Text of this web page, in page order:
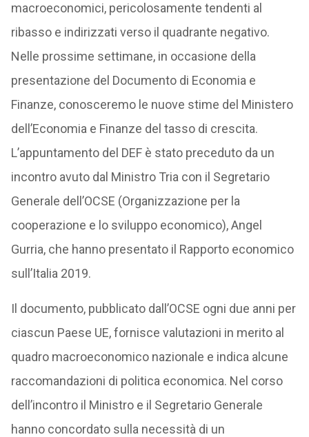
macroeconomici, pericolosamente tendenti al
ribasso e indirizzati verso il quadrante negativo.
Nelle prossime settimane, in occasione della
presentazione del Documento di Economia e
Finanze, conosceremo le nuove stime del Ministero
dell’Economia e Finanze del tasso di crescita.
L’appuntamento del DEF è stato preceduto da un
incontro avuto dal Ministro Tria con il Segretario
Generale dell’OCSE (Organizzazione per la
cooperazione e lo sviluppo economico), Angel
Gurria, che hanno presentato il Rapporto economico
sull’Italia 2019.
Il documento, pubblicato dall’OCSE ogni due anni per
ciascun Paese UE, fornisce valutazioni in merito al
quadro macroeconomico nazionale e indica alcune
raccomandazioni di politica economica. Nel corso
dell’incontro il Ministro e il Segretario Generale
hanno concordato sulla necessità di un